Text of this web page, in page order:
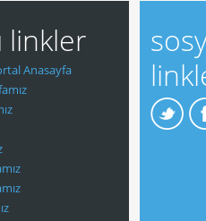
linkler
Anasayfa